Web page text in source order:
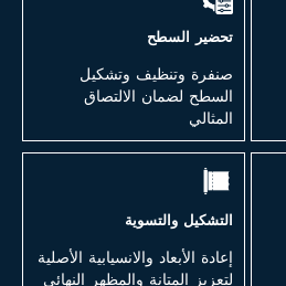
تحضير السطح
صنفرة وتنظيف وتشكيل
السطح لضمان الالتصاق
المثالي
التشكيل والتسوية
إعادة الأبعاد والانسيابية الأصلية
لتعزيز المتانة والمظهر النهائي